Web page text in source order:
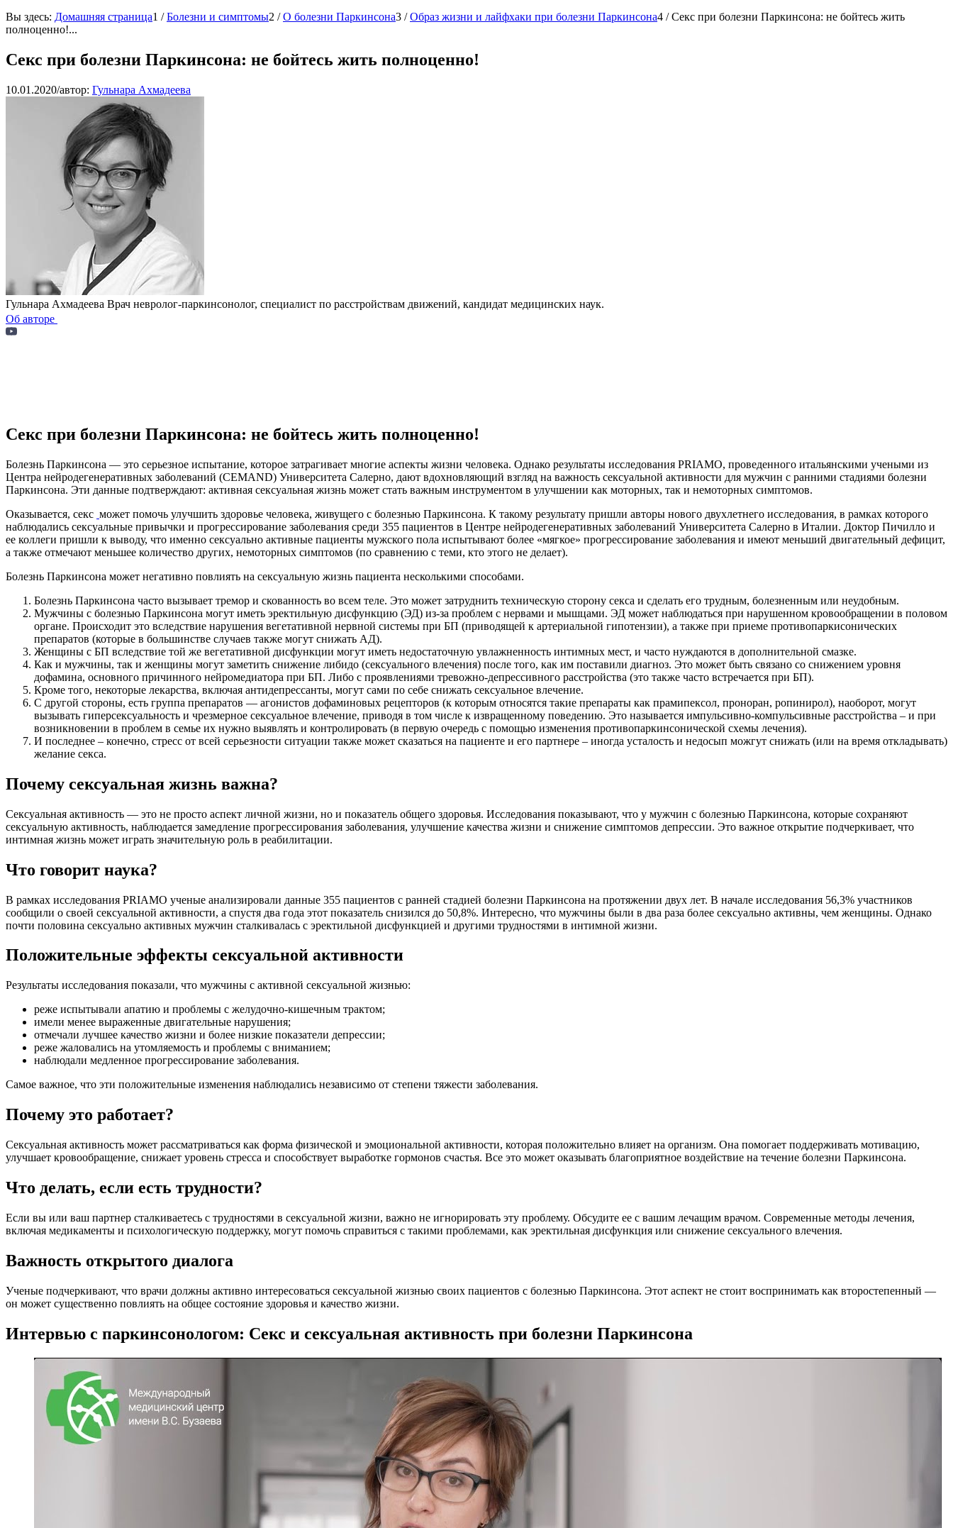
Вы здесь: Домашняя страница1 / Болезни и симптомы2 / О болезни Паркинсона3 / Образ жизни и лайфхаки при болезни Паркинсона4 / Секс при болезни Паркинсона: не бойтесь жить
полноценно!...
Секс при болезни Паркинсона: не бойтесь жить полноценно!
10.01.2020/автор: Гульнара Ахмадеева
Гульнара Ахмадеева Врач невролог-паркинсонолог, специалист по расстройствам движений, кандидат медицинских наук.
Об авторе
Секс при болезни Паркинсона: не бойтесь жить полноценно!
Болезнь Паркинсона — это серьезное испытание, которое затрагивает многие аспекты жизни человека. Однако результаты исследования PRIAMO, проведенного итальянскими учеными из
Центра нейродегенеративных заболеваний (CEMAND) Университета Салерно, дают вдохновляющий взгляд на важность сексуальной активности для мужчин с ранними стадиями болезни
Паркинсона. Эти данные подтверждают: активная сексуальная жизнь может стать важным инструментом в улучшении как моторных, так и немоторных симптомов.
Оказывается, секс может помочь улучшить здоровье человека, живущего с болезнью Паркинсона. К такому результату пришли авторы нового двухлетнего исследования, в рамках которого
наблюдались сексуальные привычки и прогрессирование заболевания среди 355 пациентов в Центре нейродегенеративных заболеваний Университета Салерно в Италии. Доктор Пичилло и
ее коллеги пришли к выводу, что именно сексуально активные пациенты мужского пола испытывают более «мягкое» прогрессирование заболевания и имеют меньший двигательный дефицит,
а также отмечают меньшее количество других, немоторных симптомов (по сравнению с теми, кто этого не делает).
Болезнь Паркинсона может негативно повлиять на сексуальную жизнь пациента несколькими способами.
Болезнь Паркинсона часто вызывает тремор и скованность во всем теле. Это может затруднить техническую сторону секса и сделать его трудным, болезненным или неудобным.
Мужчины с болезнью Паркинсона могут иметь эректильную дисфункцию (ЭД) из-за проблем с нервами и мышцами. ЭД может наблюдаться при нарушенном кровообращении в половом
органе. Происходит это вследствие нарушения вегетативной нервной системы при БП (приводящей к артериальной гипотензии), а также при приеме противопаркисонических
препаратов (которые в большинстве случаев также могут снижать АД).
Женщины с БП вследствие той же вегетативной дисфункции могут иметь недостаточную увлажненность интимных мест, и часто нуждаются в дополнительной смазке.
Как и мужчины, так и женщины могут заметить снижение либидо (сексуального влечения) после того, как им поставили диагноз. Это может быть связано со снижением уровня
дофамина, основного причинного нейромедиатора при БП. Либо с проявлениями тревожно-депрессивного расстройства (это также часто встречается при БП).
Кроме того, некоторые лекарства, включая антидепрессанты, могут сами по себе снижать сексуальное влечение.
С другой стороны, есть группа препаратов — агонистов дофаминовых рецепторов (к которым относятся такие препараты как прамипексол, проноран, ропинирол), наоборот, могут
вызывать гиперсексуальность и чрезмерное сексуальное влечение, приводя в том числе к извращенному поведению. Это называется импульсивно-компульсивные расстройства – и при
возникновении в проблем в семье их нужно выявлять и контролировать (в первую очередь с помощью изменения противопаркинсонической схемы лечения).
И последнее – конечно, стресс от всей серьезности ситуации также может сказаться на пациенте и его партнере – иногда усталость и недосып можгут снижать (или на время откладывать)
желание секса.
Почему сексуальная жизнь важна?
Сексуальная активность — это не просто аспект личной жизни, но и показатель общего здоровья. Исследования показывают, что у мужчин с болезнью Паркинсона, которые сохраняют
сексуальную активность, наблюдается замедление прогрессирования заболевания, улучшение качества жизни и снижение симптомов депрессии. Это важное открытие подчеркивает, что
интимная жизнь может играть значительную роль в реабилитации.
Что говорит наука?
В рамках исследования PRIAMO ученые анализировали данные 355 пациентов с ранней стадией болезни Паркинсона на протяжении двух лет. В начале исследования 56,3% участников
сообщили о своей сексуальной активности, а спустя два года этот показатель снизился до 50,8%. Интересно, что мужчины были в два раза более сексуально активны, чем женщины. Однако
почти половина сексуально активных мужчин сталкивалась с эректильной дисфункцией и другими трудностями в интимной жизни.
Положительные эффекты сексуальной активности
Результаты исследования показали, что мужчины с активной сексуальной жизнью:
реже испытывали апатию и проблемы с желудочно-кишечным трактом;
имели менее выраженные двигательные нарушения;
отмечали лучшее качество жизни и более низкие показатели депрессии;
реже жаловались на утомляемость и проблемы с вниманием;
наблюдали медленное прогрессирование заболевания.
Самое важное, что эти положительные изменения наблюдались независимо от степени тяжести заболевания.
Почему это работает?
Сексуальная активность может рассматриваться как форма физической и эмоциональной активности, которая положительно влияет на организм. Она помогает поддерживать мотивацию,
улучшает кровообращение, снижает уровень стресса и способствует выработке гормонов счастья. Все это может оказывать благоприятное воздействие на течение болезни Паркинсона.
Что делать, если есть трудности?
Если вы или ваш партнер сталкиваетесь с трудностями в сексуальной жизни, важно не игнорировать эту проблему. Обсудите ее с вашим лечащим врачом. Современные методы лечения,
включая медикаменты и психологическую поддержку, могут помочь справиться с такими проблемами, как эректильная дисфункция или снижение сексуального влечения.
Важность открытого диалога
Ученые подчеркивают, что врачи должны активно интересоваться сексуальной жизнью своих пациентов с болезнью Паркинсона. Этот аспект не стоит воспринимать как второстепенный —
он может существенно повлиять на общее состояние здоровья и качество жизни.
Интервью с паркинсонологом: Секс и сексуальная активность при болезни Паркинсона